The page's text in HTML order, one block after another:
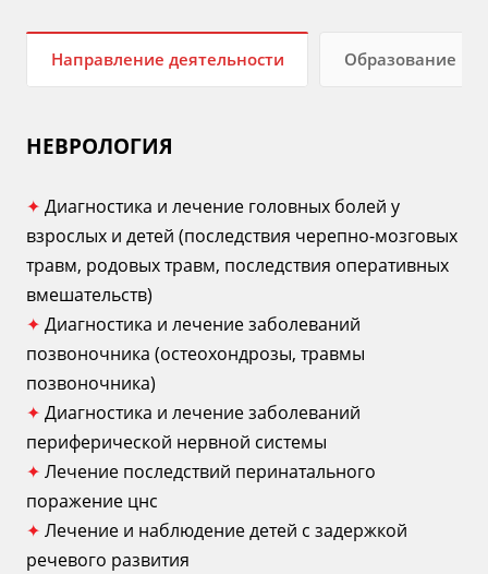
Направление деятельности Образование
НЕВРОЛОГИЯ
✦ Диагностика и лечение головных болей у
взрослых и детей (последствия черепно-мозговых
травм, родовых травм, последствия оперативных
вмешательств)
✦ Диагностика и лечение заболеваний
позвоночника (остеохондрозы, травмы
позвоночника)
✦ Диагностика и лечение заболеваний
периферической нервной системы
✦ Лечение последствий перинатального
поражение цнс
✦ Лечение и наблюдение детей с задержкой
речевого развития